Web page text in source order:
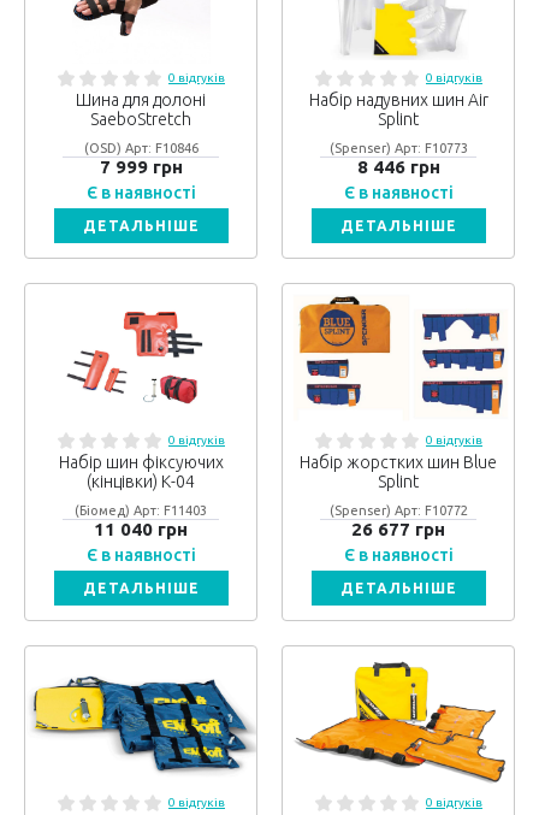
0 відгуків
Шина для долоні
SaeboStretch
(OSD) Арт: F10846
7 999 грн
Є в наявності
ДЕТАЛЬНІШЕ
0 відгуків
Набір надувних шин Air
Splint
(Spenser) Арт: F10773
8 446 грн
Є в наявності
ДЕТАЛЬНІШЕ
0 відгуків
Набір шин фіксуючих
(кінцівки) К-04
(Біомед) Арт: F11403
11 040 грн
Є в наявності
ДЕТАЛЬНІШЕ
0 відгуків
Набір жорстких шин Blue
Splint
(Spenser) Арт: F10772
26 677 грн
Є в наявності
ДЕТАЛЬНІШЕ
0 відгуків 0 відгуків